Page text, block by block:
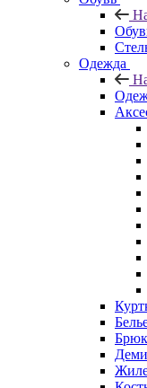
Одежда